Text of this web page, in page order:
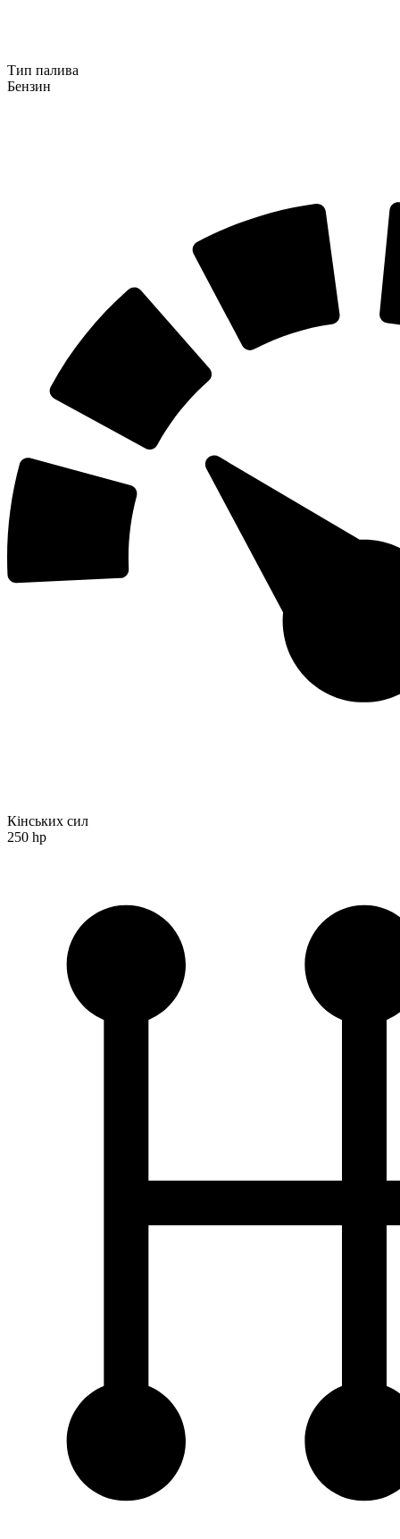
Тип палива
Бензин
Кінських сил
250 hp